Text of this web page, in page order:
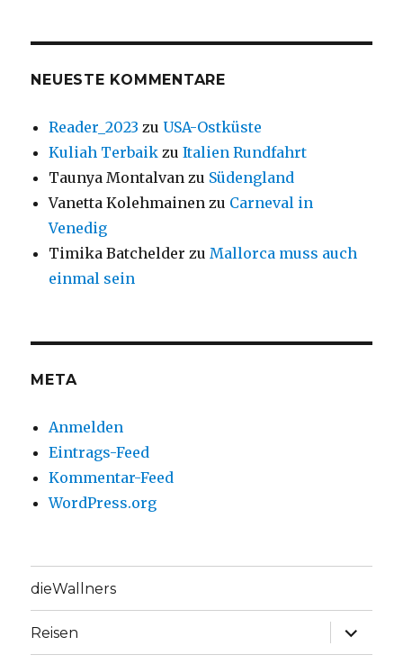
NEUESTE KOMMENTARE
Reader_2023 zuUSA-Ostküste
Kuliah Terbaik zuItalien Rundfahrt
Taunya Montalvan zu Südengland
Vanetta Kolehmainen zu Carneval in
Venedig
Timika Batchelder zuMallorca muss auch
einmal sein
META
Anmelden
Eintrags-Feed
Kommentar-Feed
WordPress.org
dieWallners
Reisen